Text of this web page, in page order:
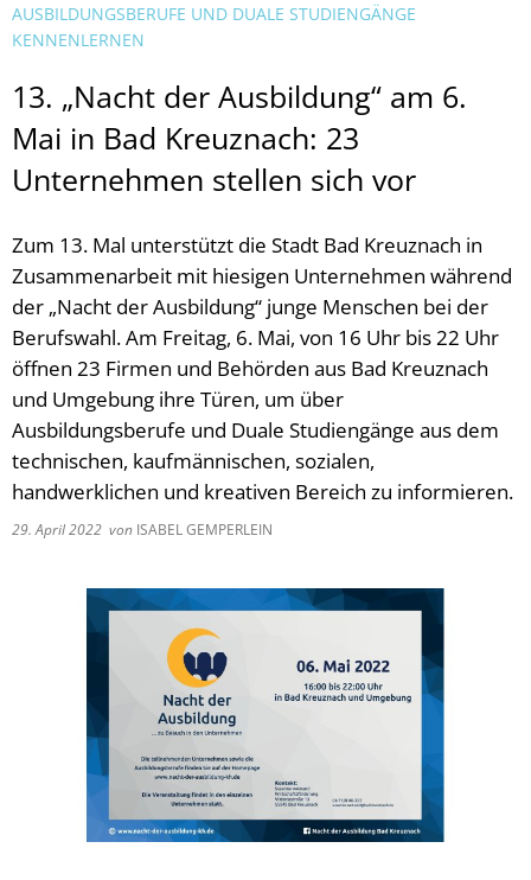
AUSBILDUNGSBERUFE UND DUALE STUDIENGÄNGE
KENNENLERNEN
13. „Nacht der Ausbildung“ am 6.
Mai in Bad Kreuznach: 23
Unternehmen stellen sich vor
Zum 13. Mal unterstützt die Stadt Bad Kreuznach in
Zusammenarbeit mit hiesigen Unternehmen während
der „Nacht der Ausbildung“ junge Menschen bei der
Berufswahl. Am Freitag, 6. Mai, von 16 Uhr bis 22 Uhr
öffnen 23 Firmen und Behörden aus Bad Kreuznach
und Umgebung ihre Türen, um über
Ausbildungsberufe und Duale Studiengänge aus dem
technischen, kaufmännischen, sozialen,
handwerklichen und kreativen Bereich zu informieren.
29. April 2022 von ISABEL GEMPERLEIN